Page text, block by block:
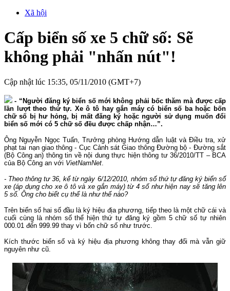
Xã hội
Cấp biển số xe 5 chữ số: Sẽ
không phải "nhấn nút"!
Cập nhật lúc 15:35, 05/11/2010 (GMT+7)
- “Người đăng ký biển số mới không phải bốc thăm mà được cấp
lần lượt theo thứ tự. Xe ô tô hay gắn máy có biển số ba hoặc bốn
chữ số bị hư hỏng, bị mất đăng ký hoặc người sử dụng muốn đổi
biển số mới có 5 chữ số đều được chấp nhận…”.
Ông Nguyễn Ngọc Tuấn, Trưởng phòng Hướng dẫn luật và Điều tra, xử
phạt tai nạn giao thông - Cục Cảnh sát Giao thông Đường bộ - Đường sắt
(Bộ Công an) thông tin về nội dung thực hiện thông tư 36/2010/TT – BCA
của Bộ Công an với VietNamNet
- Theo thông tư 36, kể từ ngày 6/12/2010, nhóm số thứ tự đăng ký biển số
xe (áp dụng cho xe ô tô và xe gắn máy) từ 4 số như hiện nay sẽ tăng lên
5 số. Ông cho biết cụ thể là như thế nào?
Trên biển số hai số đầu là ký hiệu địa phương, tiếp theo là một chữ cái và
cuối cùng là nhóm số thể hiện thứ tự đăng ký gồm 5 chữ số tự nhiên
000.01 đến 999.99 thay vì bốn chữ số như trước.
Kích thước biển số và ký hiệu địa phương không thay đổi mà vẫn giữ
nguyên như cũ.